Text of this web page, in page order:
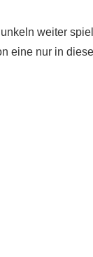
weiter
eine nur in